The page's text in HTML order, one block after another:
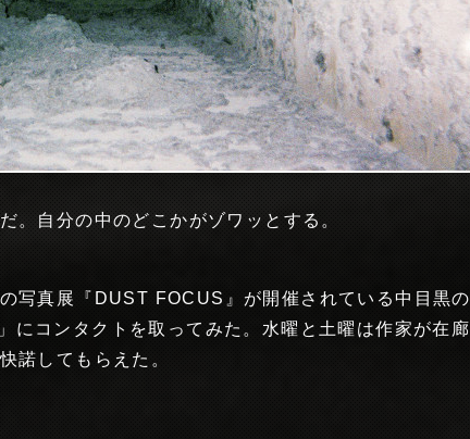
。自分の中のどこかがゾワッとする。
写真展『DUST FOCUS』が開催されている中目黒の
にコンタクトを取ってみた。水曜と土曜は作家が在廊
諾してもらえた。